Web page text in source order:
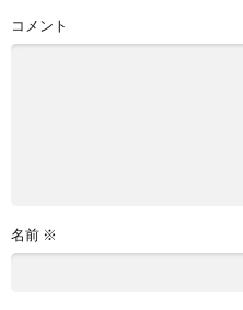
コメント
名前 ※